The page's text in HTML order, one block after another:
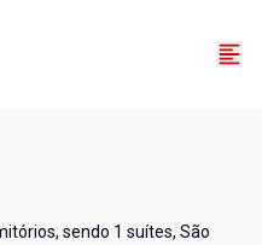
sendo 1 suítes, São